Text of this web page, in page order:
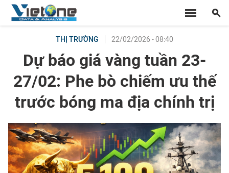
THỊ TRƯỜNG 22/02/2026 - 08:40
Dự báo giá vàng tuần 23-
27/02: Phe bò chiếm ưu thế
trước bóng ma địa chính trị